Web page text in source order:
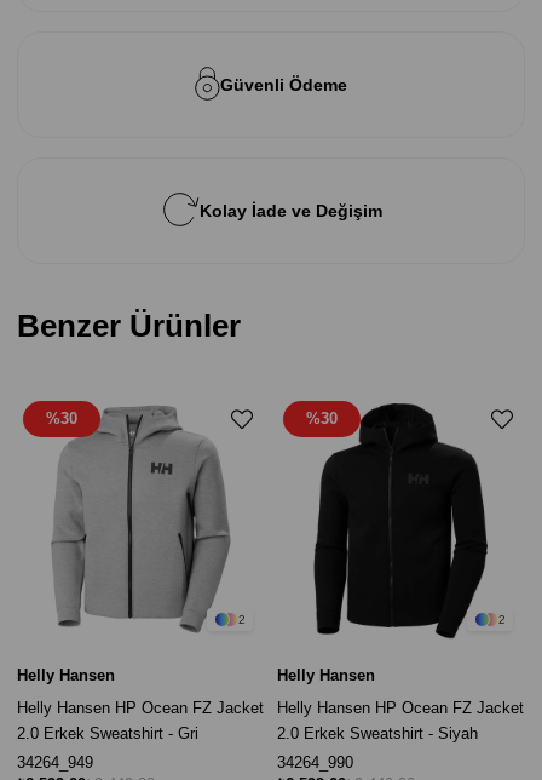
Güvenli Ödeme
Kolay İade ve Değişim
Benzer Ürünler
2
Helly Hansen
Helly Hansen HP Ocean FZ Jacket
2.0 Erkek Sweatshirt - Gri
34264_949
%30
2
Helly Hansen
Helly Hansen HP Ocean FZ Jacket
2.0 Erkek Sweatshirt - Siyah
34264_990
%30